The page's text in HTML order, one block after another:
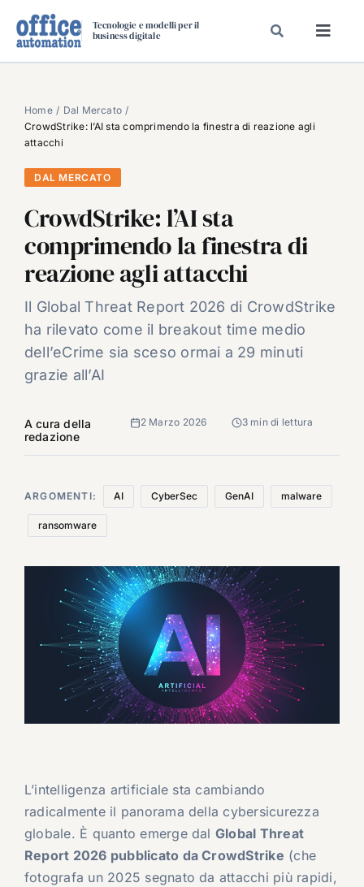
Tecnologie e modelli per il
business digitale
SPECIAL PAPER
TAVOLE ROTONDE DI REDAZIONE
DAL MERCATO
VIDEO
EVENTI
CHI SIAMO
Home
Dal Mercato
CrowdStrike: l’AI sta comprimendo la finestra di reazione agli
attacchi
DAL MERCATO
CrowdStrike: l’AI sta
comprimendo la finestra di
reazione agli attacchi
Il Global Threat Report 2026 di CrowdStrike
ha rilevato come il breakout time medio
dell’eCrime sia sceso ormai a 29 minuti
grazie all’AI
A cura della
redazione
2 Marzo 2026 3 min di lettura
ARGOMENTI: AI CyberSec GenAI malware
ransomware
L’intelligenza artificiale sta cambiando
radicalmente il panorama della cybersicurezza
globale. È quanto emerge dal Global Threat
Report 2026 pubblicato da CrowdStrike (che
fotografa un 2025 segnato da attacchi più rapidi,